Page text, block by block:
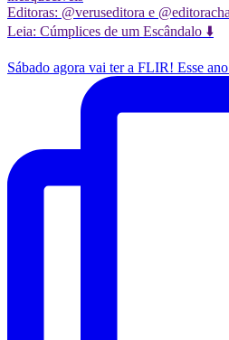
Editoras: @veruseditora e
Leia: Cúmplices de um Escândalo ⬇️
Sábado agora vai ter a FLIR! Esse